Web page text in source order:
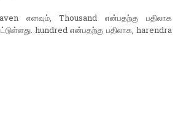
எனவும், Thousand என்பதற்கு பதிலாக
hundred என்பதற்கு பதிலாக, harendra